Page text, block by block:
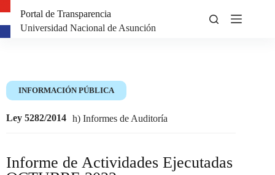
Portal de Transparencia
Universidad Nacional de Asunción
INFORMACIÓN PÚBLICA
Ley 5282/2014 h) Informes de Auditoría
Informe de Actividades Ejecutadas